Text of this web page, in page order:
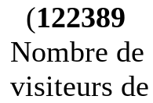
(122389
Nombre de
visiteurs de